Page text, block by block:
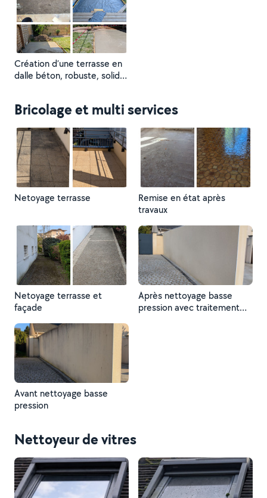
Création d’une terrasse en
dalle béton, robuste, solide
Bricolage et multi services
Netoyage terrasse
Remise en état après
travaux
Netoyage terrasse et
façade
Après nettoyage basse
pression avec traitement
Avant nettoyage basse
pression
Nettoyeur de vitres